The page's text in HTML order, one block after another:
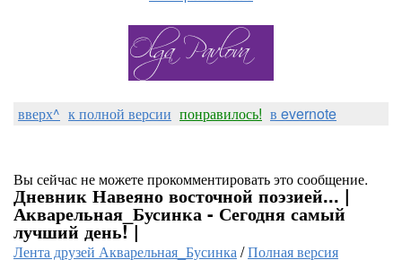
вверх^ к полной версии понравилось! в evernote
Вы сейчас не можете прокомментировать это сообщение.
Дневник Навеяно восточной поэзией... |
Акварельная_Бусинка - Сегодня самый
лучший день! |
Лента друзей Акварельная_Бусинка/Полная версия